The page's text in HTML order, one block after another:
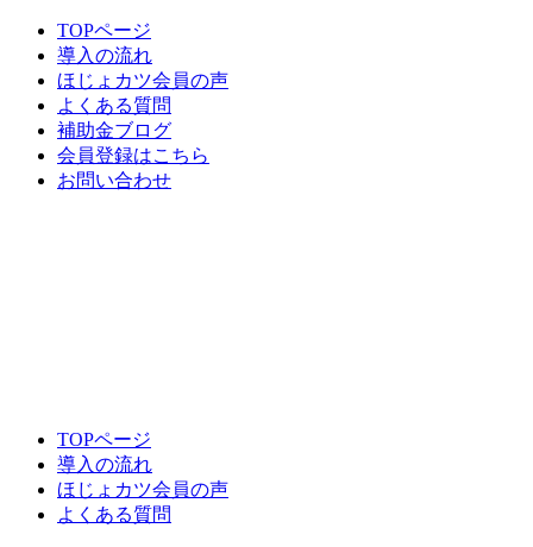
TOPページ
導入の流れ
ほじょカツ会員の声
よくある質問
補助金ブログ
会員登録はこちら
お問い合わせ
TOPページ
導入の流れ
ほじょカツ会員の声
よくある質問